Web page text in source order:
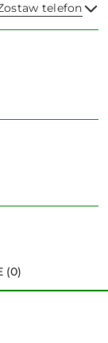
telefon
(0)